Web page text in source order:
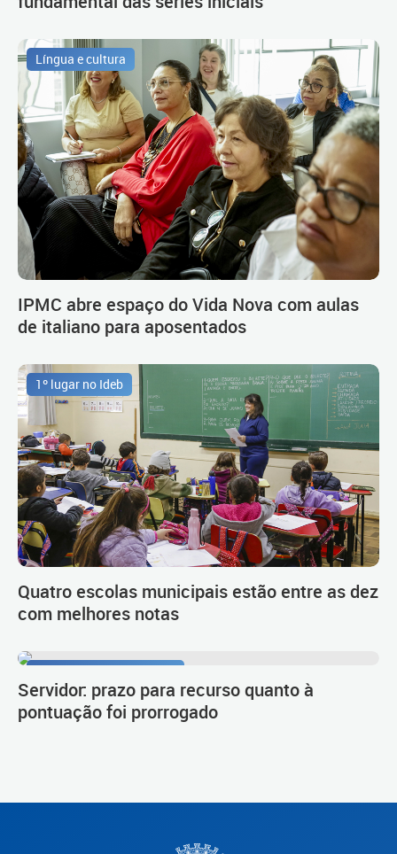
Língua e cultura
IPMC abre espaço do Vida Nova com aulas
de italiano para aposentados
1º lugar no Ideb
Quatro escolas municipais estão entre as dez
com melhores notas
Servidor: prazo para recurso quanto à
pontuação foi prorrogado